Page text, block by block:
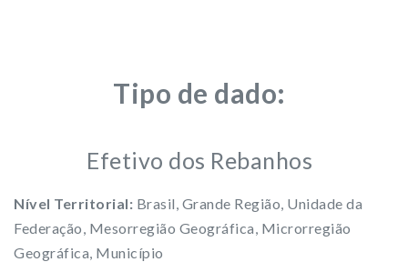
Tipo de dado:
Efetivo dos Rebanhos
Nível Territorial: Brasil, Grande Região, Unidade da
Federação, Mesorregião Geográfica, Microrregião
Geográfica, Município